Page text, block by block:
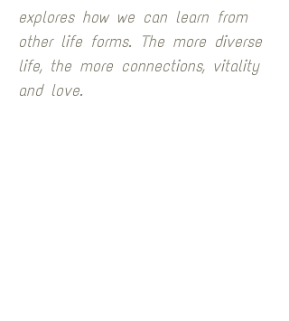
explores how we can learn from
other life forms. The more diverse
life, the more connections, vitality
and love.